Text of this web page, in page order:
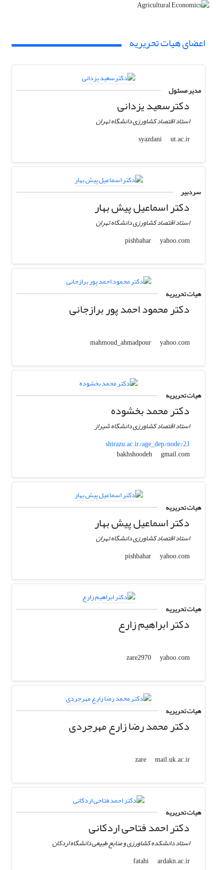
اعضای هیات تحریریه
مدیر مسئول
دکترسعید یزدانی
استاد اقتصاد کشاورزی دانشگاه تهران
syazdani
ut.ac.ir
سردبیر
دکتر اسماعیل پیش بهار
استاد اقتصاد کشاورزی دانشگاه تهران
pishbahar
yahoo.com
هیات تحریریه
دکتر محمود احمد پور برازجانی
mahmoud_ahmadpour
yahoo.com
هیات تحریریه
دکتر محمد بخشوده
استاد اقتصاد کشاورزی دانشگاه شیراز
shirazu.ac.ir/age_dep/node/21
bakhshoodeh
gmail.com
هیات تحریریه
دکتر اسماعیل پیش بهار
استاد اقتصاد کشاورزی دانشگاه تهران
pishbahar
yahoo.com
هیات تحریریه
دکتر ابراهیم زارع
zare2970
yahoo.com
هیات تحریریه
دکتر محمد رضا زارع مهرجردی
zare
mail.uk.ac.ir
هیات تحریریه
دکتر احمد فتاحی اردکانی
استاد دانشکده کشاورزی و منابع طبیعی دانشگاه اردکان
fatahi
ardakn.ac.ir